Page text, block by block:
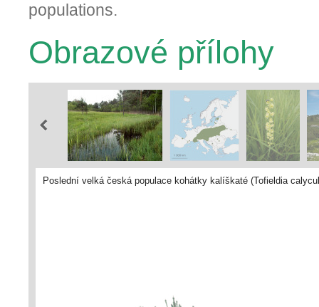
populations.
Obrazové přílohy
Poslední velká česká populace kohátky kalíškaté (Tofieldia